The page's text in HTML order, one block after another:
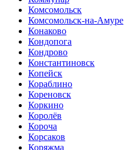
Комсомольск
Комсомольск-на-Амуре
Конаково
Кондопога
Кондрово
Константиновск
Копейск
Кораблино
Кореновск
Коркино
Королёв
Короча
Корсаков
Коряжма